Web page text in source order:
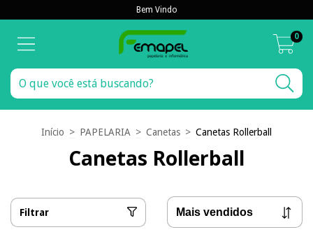
Bem Vindo
0
Início > PAPELARIA > Canetas > Canetas Rollerball
Canetas Rollerball
Filtrar